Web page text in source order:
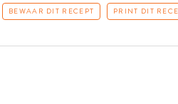
BEWAAR DIT RECEPT PRINT DIT